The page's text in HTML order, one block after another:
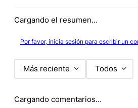
Cargando el resumen…
Por favor, inicia sesión para escribir un
Más reciente Todos
Cargando comentarios…